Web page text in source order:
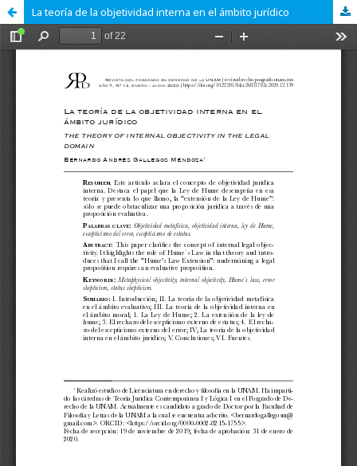
La teoría de la objetividad interna en el ámbito jurídico